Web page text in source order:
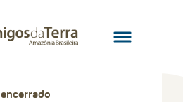
encerrado